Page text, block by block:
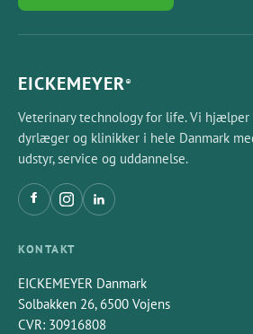
EICKEMEYER®
Veterinary technology for life. Vi hjælper
dyrlæger og klinikker i hele Danmark
udstyr, service og uddannelse.
KONTAKT
EICKEMEYER Danmark
Solbakken 26, 6500 Vojens
CVR: 30916808